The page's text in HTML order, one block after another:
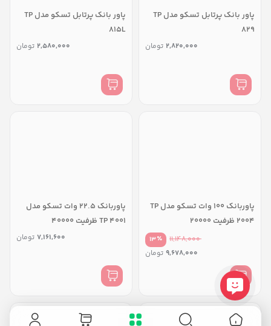
پاور بانک پرتابل تسکو مدل TP
829
تومان
پاور بانک پرتابل تسکو مدل TP
815L
تومان
پاوربانک 100 وات تسکو مدل TP
2004 ظرفیت 20000
٪13
11,148,000
تومان
پاوربانک 22.5 وات تسکو مدل
TP 4001 ظرفیت 40000
تومان